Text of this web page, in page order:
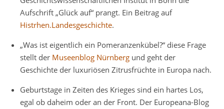
Aufschrift „Glück auf“ prangt. Ein Beitrag auf
Histrhen.Landesgeschichte.
„Was ist eigentlich ein Pomeranzenkübel?“ diese Frage
stellt der Museenblog Nürnberg und geht der
Geschichte der luxuriösen Zitrusfrüchte in Europa nach.
Geburtstage in Zeiten des Krieges sind ein hartes Los,
egal ob daheim oder an der Front. Der Europeana-Blog